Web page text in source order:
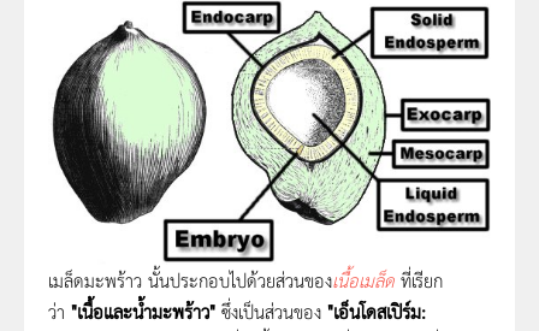
เมล็ดมะพร้าว นั้นประกอบไปด้วยส่วนของเนื้อเมล็ด ที่เรียก
ว่า "เนื้อและน้ำมะพร้าว" ซึ่งเป็นส่วนของ "เอ็นโดสเปิร์ม: